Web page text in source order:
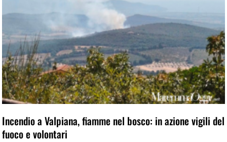
Incendio a Valpiana, fiamme nel bosco: in azione vigili del
fuoco e volontari